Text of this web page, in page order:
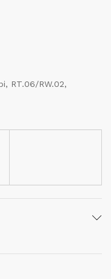
RT.06/RW.02,